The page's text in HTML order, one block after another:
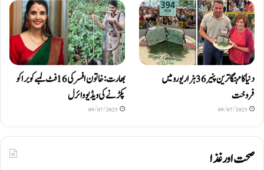
دنیا کا مہنگا ترین پنیر 36 ہزار یورو میں
فروخت
09/07/2025
بھارت: خاتون افسر کی 16 فٹ لمبے کوبرا کو
پکڑنے کی ویڈیو وائرل
09/07/2025
صحت اور غذا